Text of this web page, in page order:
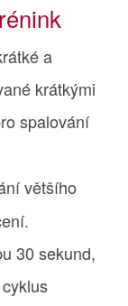
a
krátkými
spalování
většího
30 sekund,